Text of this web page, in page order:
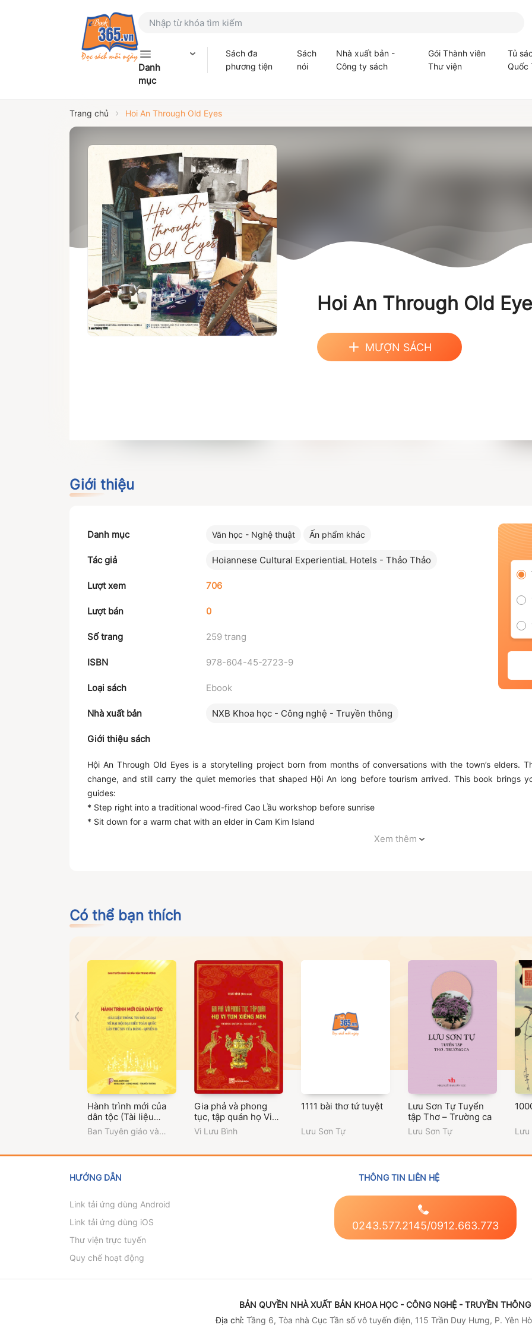
Danh
mục
Sách đa
phương tiện
Sách
nói
Nhà xuất bản -
Công ty sách
Gói Thành viên
Thư viện
Tủ
Quốc
Trang chủ Hoi An Through Old Eyes
Hoi An Through Old
MƯỢN SÁCH
Giới thiệu
Danh mục Văn học - Nghệ thuật Ấn phẩm khác
Tác giả Hoiannese Cultural ExperientiaL Hotels - Thảo Thảo
Lượt xem 706
Lượt bán 0
Số trang 259 trang
ISBN 978-604-45-2723-9
Loại sách Ebook
Nhà xuất bản NXB Khoa học - Công nghệ - Truyền thông
Giới thiệu sách
Hội An Through Old Eyes is a storytelling project born from months of conversations with the town’s elders.
change, and still carry the quiet memories that shaped Hội An long before tourism arrived. This book brings
guides:
* Step right into a traditional wood-fired Cao Lầu workshop before sunrise
* Sit down for a warm chat with an elder in Cam Kim Island
Xem thêm
Có thể bạn thích
Hành trình mới của
dân tộc (Tài liệu
thông tin đối ngoại
về Đại hội đại biểu
của Đảng - Quyển 3)
Ban Tuyên giáo và
Gia phả và phong
tục, tập quán họ Vi
Tun Xiêng Men -
Tương Dương, Nghệ
Vi Lưu Bình
1111 bài thơ tứ tuyệt
Lưu Sơn Tự
Lưu Sơn Tự Tuyển
tập Thơ – Trường ca
Lưu Sơn Tự Lưu
HƯỚNG DẪN
Link tải ứng dùng Android
Link tải ứng dùng iOS
Thư viện trực tuyến
Quy chế hoạt động
THÔNG TIN LIÊN HỆ
0243.577.2145/0912.663.773
BẢN QUYỀN NHÀ XUẤT BẢN KHOA HỌC - CÔNG NGHỆ - TRUYỀN
Địa chỉ: Tầng 6, Tòa nhà Cục Tần số vô tuyến điện, 115 Trần Duy Hưng, P. Yên